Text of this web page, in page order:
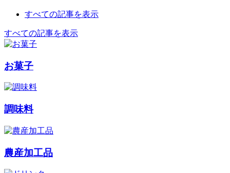
すべての記事を表示
すべての記事を表示
お菓子
調味料
農産加工品